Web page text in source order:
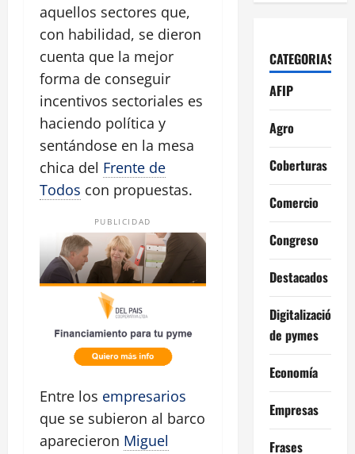
aquellos sectores que,
con habilidad, se dieron
cuenta que la mejor
forma de conseguir
incentivos sectoriales es
haciendo política y
sentándose en la mesa
chica del Frente de
Todos con propuestas.
PUBLICIDAD
Entre los empresarios
que se subieron al barco
aparecieron Miguel
CATEGORIAS
AFIP
Agro
Coberturas
Comercio
Congreso
Destacados
Digitalización
de pymes
Economía
Empresas
Frases